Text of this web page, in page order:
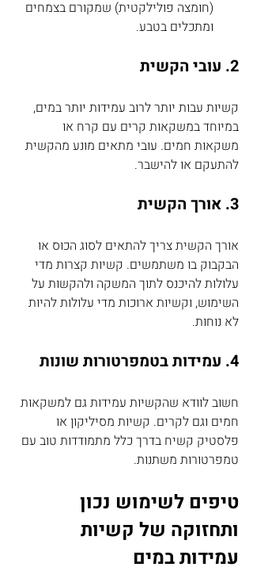
(חומצה פולילקטית) שמקורם בצמחים
ומתכלים בטבע.
2. עובי הקשית
קשיות עבות יותר לרוב עמידות יותר במים,
במיוחד במשקאות קרים עם קרח או
משקאות חמים. עובי מתאים מונע מהקשית
להתעקם או להישבר.
3. אורך הקשית
אורך הקשית צריך להתאים לסוג הכוס או
הבקבוק בו משתמשים. קשיות קצרות מדי
עלולות להיכנס לתוך המשקה ולהקשות על
השימוש, וקשיות ארוכות מדי עלולות להיות
לא נוחות.
4. עמידות בטמפרטורות שונות
חשוב לוודא שהקשיות עמידות גם למשקאות
חמים וגם לקרים. קשיות מסיליקון או
פלסטיק קשיח בדרך כלל מתמודדות טוב עם
טמפרטורות משתנות.
טיפים לשימוש נכון
ותחזוקה של קשיות
עמידות במים